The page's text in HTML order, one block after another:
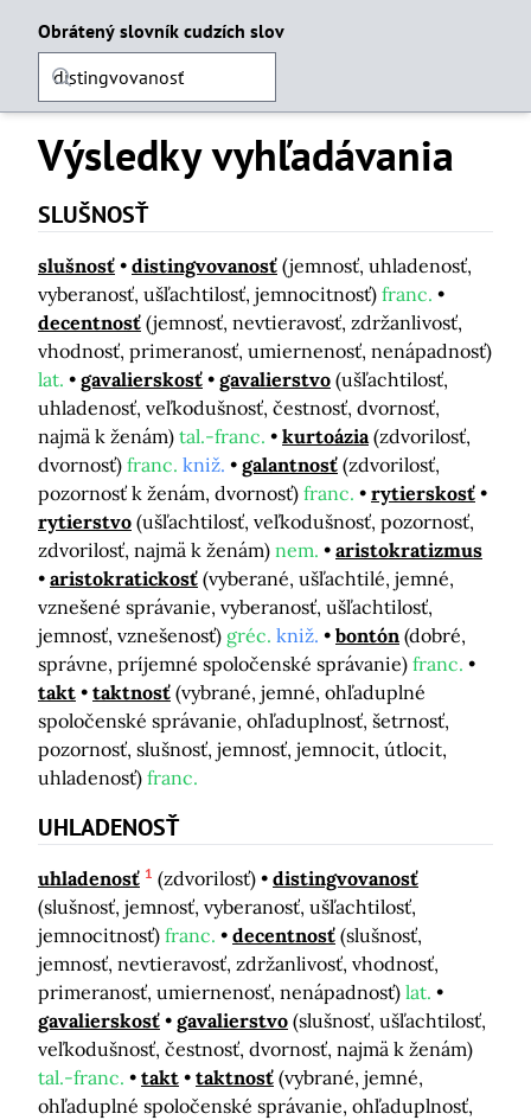
Obrátený slovník cudzích slov
Výsledky vyhľadávania
SLUŠNOSŤ
slušnosť distingvovanosť (jemnosť, uhladenosť,
vyberanosť, ušľachtilosť, jemnocitnosť) franc.
decentnosť (jemnosť, nevtieravosť, zdržanlivosť,
vhodnosť, primeranosť, umiernenosť, nenápadnosť)
lat.
gavalierskosť gavalierstvo (ušľachtilosť,
uhladenosť, veľkodušnosť, čestnosť, dvornosť,
najmä k ženám) tal.-franc. kurtoázia (zdvorilosť,
dvornosť) franc. kniž. galantnosť (zdvorilosť,
pozornosť k ženám, dvornosť) franc.
rytierskosť
rytierstvo (ušľachtilosť, veľkodušnosť, pozornosť,
zdvorilosť, najmä k ženám) nem.
aristokratizmus
aristokratickosť (vyberané, ušľachtilé, jemné,
vznešené správanie, vyberanosť, ušľachtilosť,
jemnosť, vznešenosť) gréc. kniž. bontón (dobré,
správne, príjemné spoločenské správanie) franc.
takt
taktnosť (vybrané, jemné, ohľaduplné
spoločenské správanie, ohľaduplnosť, šetrnosť,
pozornosť, slušnosť, jemnosť, jemnocit, útlocit,
uhladenosť) franc.
UHLADENOSŤ
uhladenosť 1 (zdvorilosť)
distingvovanosť
(slušnosť, jemnosť, vyberanosť, ušľachtilosť,
jemnocitnosť) franc. decentnosť (slušnosť,
jemnosť, nevtieravosť, zdržanlivosť, vhodnosť,
primeranosť, umiernenosť, nenápadnosť) lat.
gavalierskosť
gavalierstvo (slušnosť, ušľachtilosť,
veľkodušnosť, čestnosť, dvornosť, najmä k ženám)
tal.-franc.
takt taktnosť (vybrané, jemné,
ohľaduplné spoločenské správanie, ohľaduplnosť,